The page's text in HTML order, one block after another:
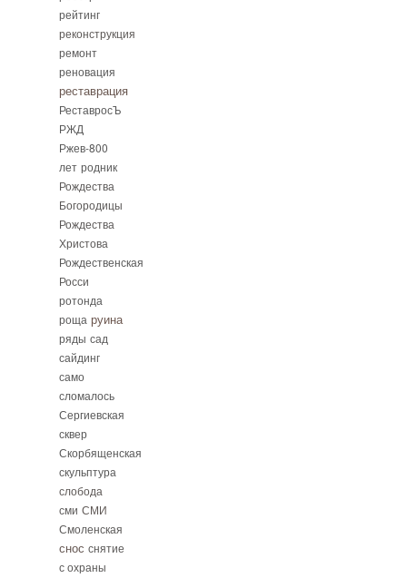
рейтинг
реконструкция
ремонт
реновация
реставрация
РеставросЪ
РЖД
Ржев-800
лет родник
Рождества
Богородицы
Рождества
Христова
Рождественская
Росси
ротонда
роща руина
ряды сад
сайдинг
само
сломалось
Сергиевская
сквер
Скорбященская
скульптура
слобода
сми СМИ
Смоленская
снос снятие
с охраны